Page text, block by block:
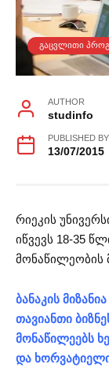
ᲒᲐᲪᲕᲚᲘᲗᲘ
AUTHOR
studinfo
PUBLISHED BY
13/07/2015
რიეკის
იწვევს 18-35
მონაწილეობის
ბანაკის
თავიანთი
მონაწილეებს
და